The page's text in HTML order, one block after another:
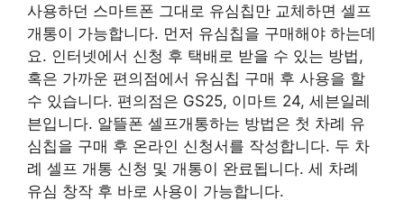
사용하던 스마트폰 그대로 유심칩만 교체하면 셀프
개통이 가능합니다. 먼저 유심칩을 구매해야 하는데
요. 인터넷에서 신청 후 택배로 받을 수 있는 방법,
혹은 가까운 편의점에서 유심칩 구매 후 사용을 할
수 있습니다. 편의점은 GS25, 이마트 24, 세븐일레
븐입니다. 알뜰폰 셀프개통하는 방법은 첫 차례 유
심칩을 구매 후 온라인 신청서를 작성합니다. 두 차
례 셀프 개통 신청 및 개통이 완료됩니다. 세 차례
유심 창작 후 바로 사용이 가능합니다.